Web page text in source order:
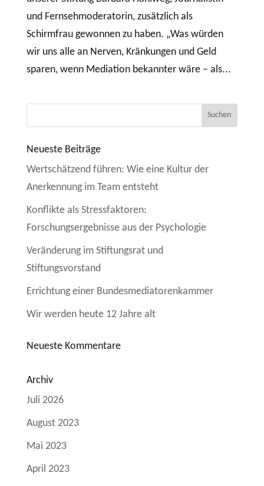
und Fernsehmoderatorin, zusätzlich als
Schirmfrau gewonnen zu haben. „Was würden
wir uns alle an Nerven, Kränkungen und Geld
sparen, wenn Mediation bekannter wäre – als...
Neueste Beiträge
Wertschätzend führen: Wie eine Kultur der
Anerkennung im Team entsteht
Konflikte als Stressfaktoren:
Forschungsergebnisse aus der Psychologie
Veränderung im Stiftungsrat und
Stiftungsvorstand
Errichtung einer Bundesmediatorenkammer
Wir werden heute 12 Jahre alt
Neueste Kommentare
Archiv
Juli 2026
August 2023
Mai 2023
April 2023